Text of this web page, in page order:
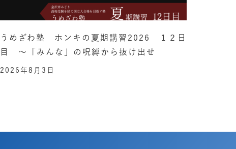
うめざわ塾 ホンキの夏期講習2026 １２日
目 ～「みんな」の呪縛から抜け出せ
2026年8月3日